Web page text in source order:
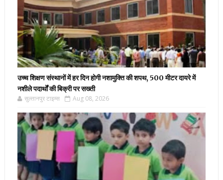
उच्च शिक्षण संस्थानों में हर दिन होगी नशामुक्ति की शपथ, 500 मीटर दायरे में
नशीले पदार्थों की बिक्री पर सख्ती
सुल्तानपुर टाइम्स Aug 08, 2026